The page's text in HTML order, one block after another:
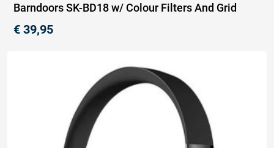
Barndoors SK-BD18 w/ Colour Filters And Grid
€ 39,95